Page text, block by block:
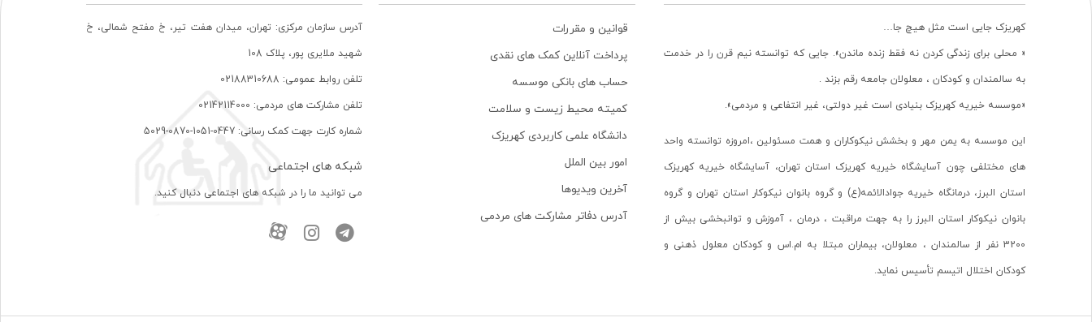
کهریزک جایی است مثل هیچ جا…
« محلی برای زندگی کردن نه فقط زنده ماندن». جایی که توانسته نیم قرن را در خدمت
به سالمندان و کودکان ، معلولان جامعه رقم بزند .
«موسسه خیریه کهریزک بنیادی است غیر دولتی، غیر انتفاعی و مردمی».
این موسسه به یمن مهر و بخشش نیکوکاران و همت مسئولین ،امروزه توانسته واحد
های مختلفی چون آسایشگاه خیریه کهریزک استان تهران، آسایشگاه خیریه کهریزک
استان البرز، درمانگاه خیریه جوادالائمه(ع) و گروه بانوان نیکوکار استان تهران و گروه
بانوان نیکوکار استان البرز را به جهت مراقبت ، درمان ، آموزش و توانبخشی بیش از
3200 نفر از سالمندان ، معلولان، بیماران مبتلا به ام.اس و کودکان معلول ذهنی و
کودکان اختلال اتیسم تأسیس نماید.
قوانین و مقررات
پرداخت آنلاین کمک های نقدی
حساب های بانکی موسسه
کمیته محیط زیست و سلامت
دانشگاه علمی کاربردی کهریزک
امور بین الملل
آخرین ویدیوها
آدرس دفاتر مشارکت های مردمی
آدرس سازمان مرکزی: تهران، ميدان هفت تير، خ مفتح شمالی، خ
شهيد ملايری پور، پلاک 108
تلفن روابط عمومی: 02188310688
تلفن مشارکت های مردمی: 02142114000
شماره کارت جهت کمک رسانی: 0447-1051-0870-5029
شبکه های اجتماعی
می توانید ما را در شبکه های اجتماعی دنبال کنید.